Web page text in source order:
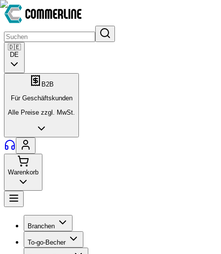
🇩🇪
DE
B2B
Für Geschäftskunden
Alle Preise zzgl. MwSt.
Warenkorb
Branchen
To-go-Becher